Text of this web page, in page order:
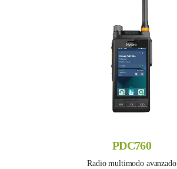
PDC760
Radio multimodo avanzado